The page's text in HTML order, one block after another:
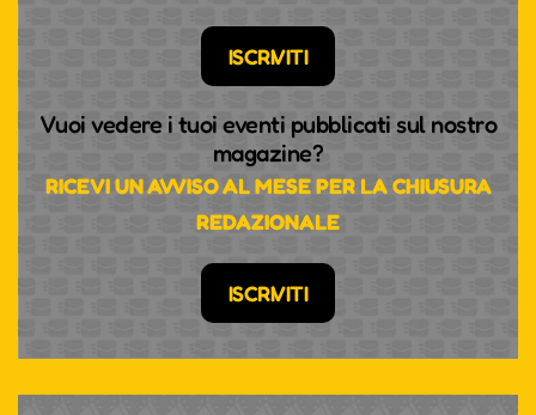
ISCRIVITI
Vuoi vedere i tuoi eventi pubblicati sul nostro
magazine?
RICEVI UN AVVISO AL MESE PER LA CHIUSURA
REDAZIONALE
ISCRIVITI